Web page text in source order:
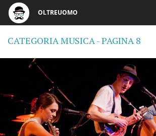
OLTREUOMO
CATEGORIA MUSICA - PAGINA 8